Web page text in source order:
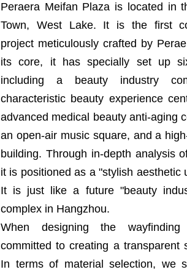
Peraera Meifan Plaza is located in
Town, West Lake. It is the first
project meticulously crafted by
its core, it has specially set up
including a beauty industry
characteristic beauty experience
advanced medical beauty anti-aging
an open-air music square, and a
building. Through in-depth analysis
it is positioned as a "stylish aesthetic
It is just like a future "beauty
complex in Hangzhou.
When designing the
committed to creating a transparent
In terms of material selection, we